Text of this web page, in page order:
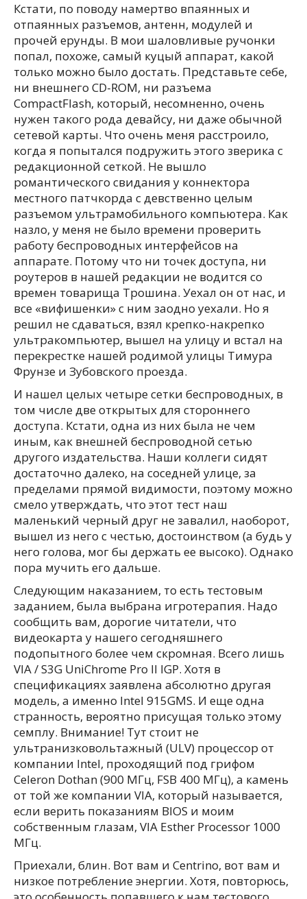
Кстати, по поводу намертво впаянных и
отпаянных разъемов, антенн, модулей и
прочей ерунды. В мои шаловливые ручонки
попал, похоже, самый куцый аппарат, какой
только можно было достать. Представьте себе,
ни внешнего CD-ROM, ни разъема
CompactFlash, который, несомненно, очень
нужен такого рода девайсу, ни даже обычной
сетевой карты. Что очень меня расстроило,
когда я попытался подружить этого зверика с
редакционной сеткой. Не вышло
романтического свидания у коннектора
местного патчкорда с девственно целым
разъемом ультрамобильного компьютера. Как
назло, у меня не было времени проверить
работу беспроводных интерфейсов на
аппарате. Потому что ни точек доступа, ни
роутеров в нашей редакции не водится со
времен товарища Трошина. Уехал он от нас, и
все «вифишенки» с ним заодно уехали. Но я
решил не сдаваться, взял крепко-накрепко
ультракомпьютер, вышел на улицу и встал на
перекрестке нашей родимой улицы Тимура
Фрунзе и Зубовского проезда.
И нашел целых четыре сетки беспроводных, в
том числе две открытых для стороннего
доступа. Кстати, одна из них была не чем
иным, как внешней беспроводной сетью
другого издательства. Наши коллеги сидят
достаточно далеко, на соседней улице, за
пределами прямой видимости, поэтому можно
смело утверждать, что этот тест наш
маленький черный друг не завалил, наоборот,
вышел из него с честью, достоинством (а будь у
него голова, мог бы держать ее высоко). Однако
пора мучить его дальше.
Следующим наказанием, то есть тестовым
заданием, была выбрана игротерапия. Надо
сообщить вам, дорогие читатели, что
видеокарта у нашего сегодняшнего
подопытного более чем скромная. Всего лишь
VIA / S3G UniChrome Pro II IGP. Хотя в
спецификациях заявлена абсолютно другая
модель, а именно Intel 915GMS. И еще одна
странность, вероятно присущая только этому
семплу. Внимание! Тут стоит не
ультранизковольтажный (ULV) процессор от
компании Intel, проходящий под грифом
Celeron Dothan (900 МГц, FSB 400 МГц), а камень
от той же компании VIA, который называется,
если верить показаниям BIOS и моим
собственным глазам, VIA Esther Processor 1000
МГц.
Приехали, блин. Вот вам и Centrino, вот вам и
низкое потребление энергии. Хотя, повторюсь,